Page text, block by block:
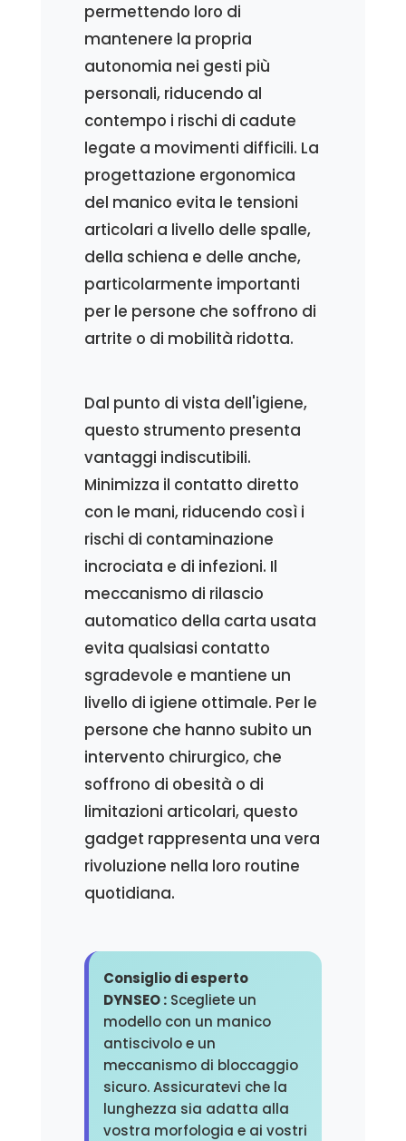
permettendo loro di
mantenere la propria
autonomia nei gesti più
personali, riducendo al
contempo i rischi di cadute
legate a movimenti difficili. La
progettazione ergonomica
del manico evita le tensioni
articolari a livello delle spalle,
della schiena e delle anche,
particolarmente importanti
per le persone che soffrono di
artrite o di mobilità ridotta.
Dal punto di vista dell'igiene,
questo strumento presenta
vantaggi indiscutibili.
Minimizza il contatto diretto
con le mani, riducendo così i
rischi di contaminazione
incrociata e di infezioni. Il
meccanismo di rilascio
automatico della carta usata
evita qualsiasi contatto
sgradevole e mantiene un
livello di igiene ottimale. Per le
persone che hanno subito un
intervento chirurgico, che
soffrono di obesità o di
limitazioni articolari, questo
gadget rappresenta una vera
rivoluzione nella loro routine
quotidiana.
Consiglio di esperto
DYNSEO :Scegliete un
modello con un manico
antiscivolo e un
meccanismo di bloccaggio
sicuro. Assicuratevi che la
lunghezza sia adatta alla
vostra morfologia e ai vostri